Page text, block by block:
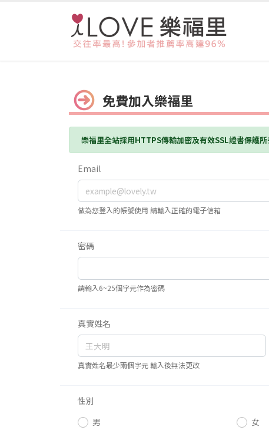
免費加入樂福里
樂福里全站採用HTTPS傳輸加密及有效SSL證書保護
Email
做為您登入的帳號使用 請輸入正確的電子信箱
密碼
請輸入6~25個字元作為密碼
真實姓名
真實姓名最少兩個字元 輸入後無法更改
性別
男
女